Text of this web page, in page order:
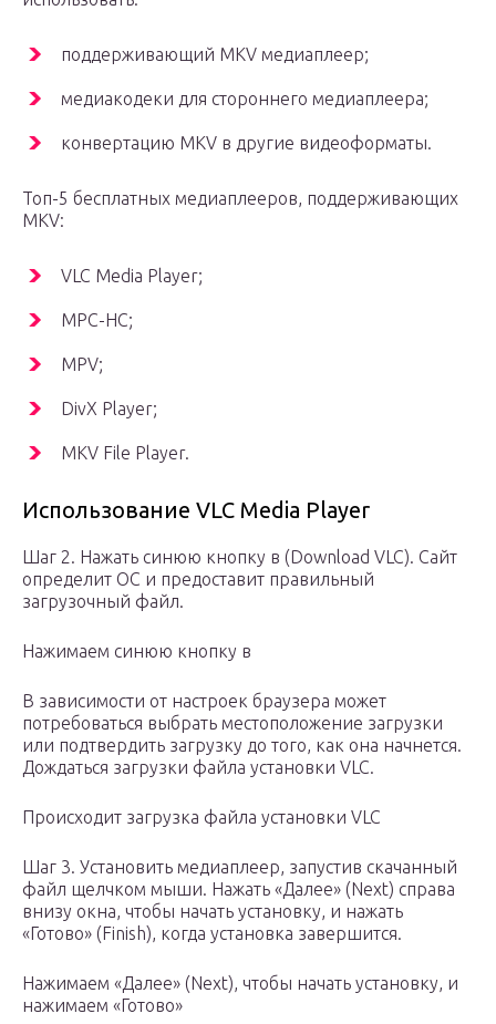
поддерживающий MKV медиаплеер;
медиакодеки для стороннего медиаплеера;
конвертацию MKV в другие видеоформаты.
Топ-5 бесплатных медиаплееров, поддерживающих
MKV:
VLC Media Player;
MPC-HC;
MPV;
DivX Player;
MKV File Player.
Использование VLC Media Player
Шаг 2. Нажать синюю кнопку в (Download VLC). Сайт
определит ОС и предоставит правильный
загрузочный файл.
Нажимаем синюю кнопку в
В зависимости от настроек браузера может
потребоваться выбрать местоположение загрузки
или подтвердить загрузку до того, как она начнется.
Дождаться загрузки файла установки VLC.
Происходит загрузка файла установки VLC
Шаг 3. Установить медиаплеер, запустив скачанный
файл щелчком мыши. Нажать «Далее» (Next) справа
внизу окна, чтобы начать установку, и нажать
«Готово» (Finish), когда установка завершится.
Нажимаем «Далее» (Next), чтобы начать установку, и
нажимаем «Готово»